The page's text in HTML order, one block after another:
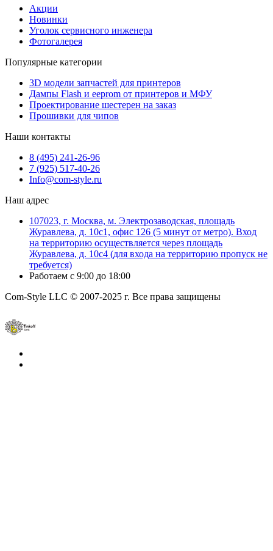
Акции
Новинки
Уголок сервисного инженера
Фотогалерея
Популярные категории
3D модели запчастей для принтеров
Дампы Flash и eeprom от принтеров и МФУ
Проектирование шестерен на заказ
Прошивки для чипов
Наши контакты
8 (495) 241-26-96
7 (925) 517-40-26
Info@com-style.ru
Наш адрес
107023, г. Москва, м. Электрозаводская, площадь
Журавлева, д. 10с1, офис 126 (5 минут от метро). Вход
на территорию осуществляется через площадь
Журавлева, д. 10с4 (для входа на территорию пропуск не
требуется)
Работаем с 9:00 до 18:00
Com-Style LLC © 2007-2025 г. Все права защищены